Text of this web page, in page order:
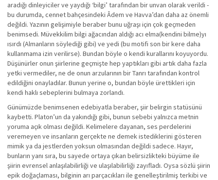
aradığı dinleyiciler ve yaydığı ‘bilgi’ tarafından bir unvan olarak verildi -
bu durumda, cennet bahçesindeki Âdem ve Havva’dan daha az önemli
değildi. Yazının gelişimiyle beraber bunu uğraşı için çok geçmeden
benimsedi. Müvekkilim bilgi ağacından aldığı acı elma(kendini bilme)yı
ısırdı (Almanların söylediği gibi) ve yedi (bu motifi son bir kere daha
kullanmama izin verilirse). Bundan böyle o kendi kurallarını koyuyordu.
Düşünürler onun şiirlerine geçmişte hep yaptıkları gibi artık daha fazla
yetki vermediler, ne de onun arzularının bir Tanrı tarafından kontrol
edildiğini onayladılar. Bunun yerine o, bundan böyle ürettikleri için
kendi haklı sebeplerini bulmaya zorlandı.
Günümüzde benimsenen edebiyatla beraber, şiir belirgin statüsünü
kaybetti. Platon’un da yakındığı gibi, bunun sebebi yalnızca metnin
yoruma açık olması değildi. Kelimelere dayanan, ses perdelerini
veremeyen ve insanların gerçekte ne demek istediklerini gösteren
mimik ya da jestlerden yoksun olmasından değildi sadece. Hayır,
bunların yanı sıra, bu sayede ortaya çıkan belirsizlikteki büyüme ile
şiirin evrensel anlaşılabilirliği ve ulaşılabilirliği zayıfladı. Oysa sözlü şiirin
epik doğaçlaması, bilginin arı parçacıkları ile genelleştirilmiş terkibi ve